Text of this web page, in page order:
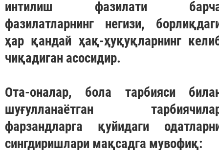
интилиш фазилати
фазилатларнинг негизи,
ҳар қандай ҳақ-ҳуқуқларнинг
чиқадиган асосидир.
Ота-оналар, бола тарбияси
шуғулланаётган
фарзандларга қуйидаги
сингдиришлари мақсадга мувофиқ: